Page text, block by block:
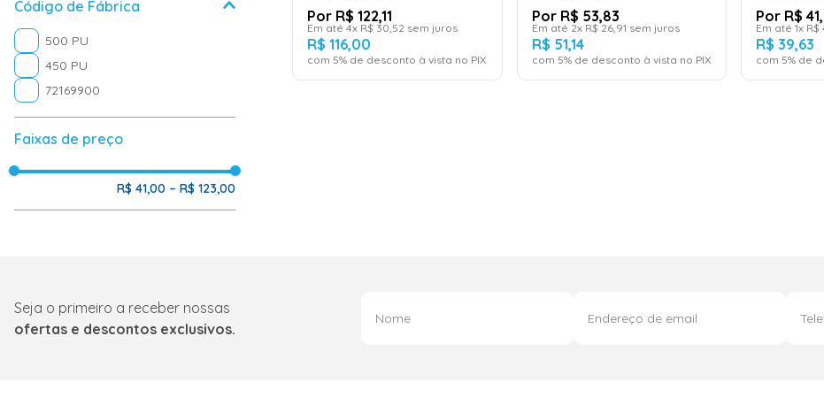
Código de Fábrica
500 PU
450 PU
72169900
Faixas de preço
R$ 41,00 – R$ 123,00
R$ 122,11
Em até 4x R$ 30 52 sem juros
R$ 116,00
com 5% de desconto à vista no PIX
R$ 53,83
Em até 2x R$ 26, 91 sem juros
R$ 51,14
com 5% de desconto à vista no PIX
R$ 41,
Em até 1x R$
R$ 39,63
com 5% de
Seja o primeiro a receber nossas
ofertas e descontos exclusivos.